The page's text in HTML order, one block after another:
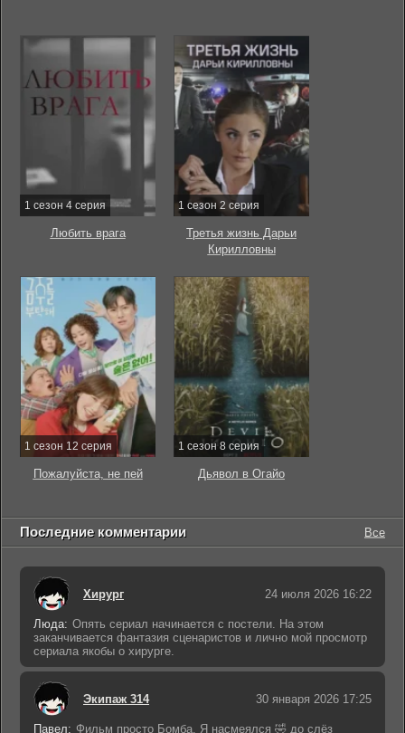
1 сезон 4 серия
Любить врага
1 сезон 2 серия
Третья жизнь Дарьи
Кирилловны
1 сезон 12 серия
Пожалуйста, не пей
1 сезон 8 серия
Дьявол в Огайо
Последние комментарии Все
Хирург 24 июля 2026 16:22
Люда: Опять сериал начинается с постели. На этом
заканчивается фантазия сценаристов и лично мой просмотр
сериала якобы о хирурге.
Экипаж 314 30 января 2026 17:25
Павел: Фильм просто Бомба. Я насмеялся 🤣 до слёз